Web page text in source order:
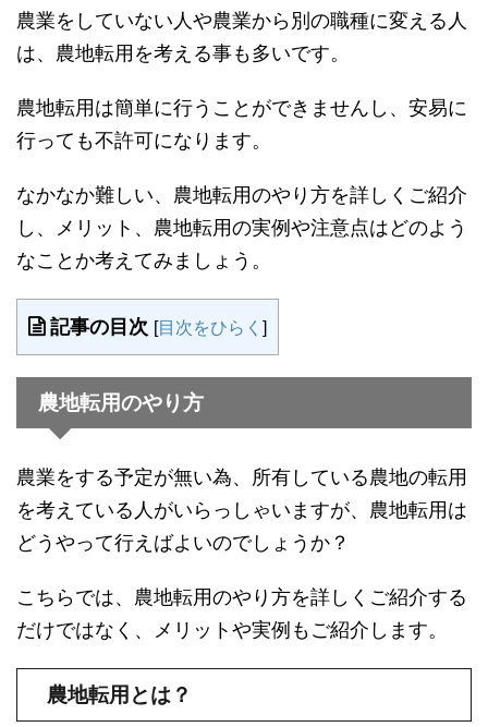
農業をしていない人や農業から別の職種に変える人
は、農地転用を考える事も多いです。
農地転用は簡単に行うことができませんし、安易に
行っても不許可になります。
なかなか難しい、農地転用のやり方を詳しくご紹介
し、メリット、農地転用の実例や注意点はどのよう
なことか考えてみましょう。
記事の目次 [目次をひらく ]
農地転用のやり方
農業をする予定が無い為、所有している農地の転用
を考えている人がいらっしゃいますが、農地転用は
どうやって行えばよいのでしょうか？
こちらでは、農地転用のやり方を詳しくご紹介する
だけではなく、メリットや実例もご紹介します。
農地転用とは？